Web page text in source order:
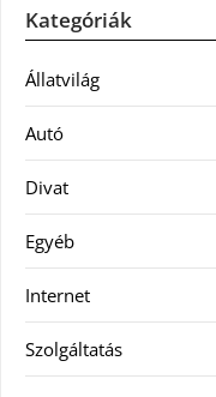
Kategóriák
Állatvilág
Autó
Divat
Egyéb
Internet
Szolgáltatás